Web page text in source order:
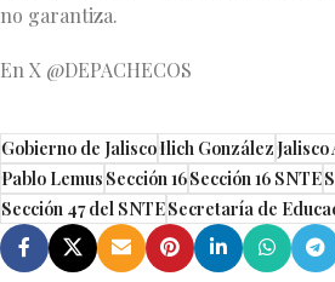
no garantiza.
En X @DEPACHECOS
Gobierno de JaliscoIlich GonzálezJalisco
Pablo LemusSección 16Sección 16 SNTE
Sección 47 del SNTESecretaría de